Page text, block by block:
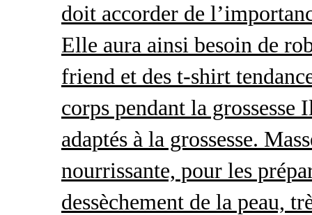
doit accorder de
Elle aura ainsi besoin de
friend et des t-shirt
corps pendant la
adaptés à la grossesse.
nourrissante, pour les
dessèchement de la peau,